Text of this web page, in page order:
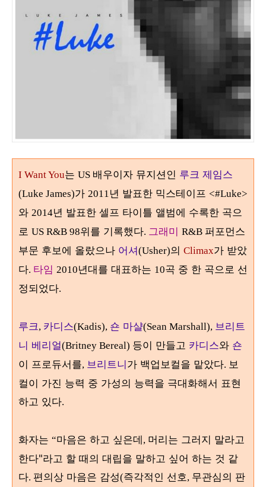
I Want You는 US 배우이자 뮤지션인 루크 제임스
(Luke James)가 2011년 발표한 믹스테이프 <#Luke>
와 2014년 발표한 셀프 타이틀 앨범에 수록한 곡으
로 US R&B 98위를 기록했다. 그래미 R&B 퍼포먼스
부문 후보에 올랐으나 어셔(Usher)의 Climax가 받았
다. 타임 2010년대를 대표하는 10곡 중 한 곡으로 선
정되었다.
루크, 카디스(Kadis), 숀 마샬(Sean Marshall), 브리트
니 베리얼(Britney Bereal) 등이 만들고 카디스와 숀
이 프로듀서를, 브리트니가 백업보컬을 맡았다. 보
컬이 가진 능력 중 가성의 능력을 극대화해서 표현
하고 있다.
화자는 “마음은 하고 싶은데, 머리는 그러지 말라고
한다"라고 할 때의 대립을 말하고 싶어 하는 것 같
다. 편의상 마음은 감성(즉각적인 선호, 무관심의 판